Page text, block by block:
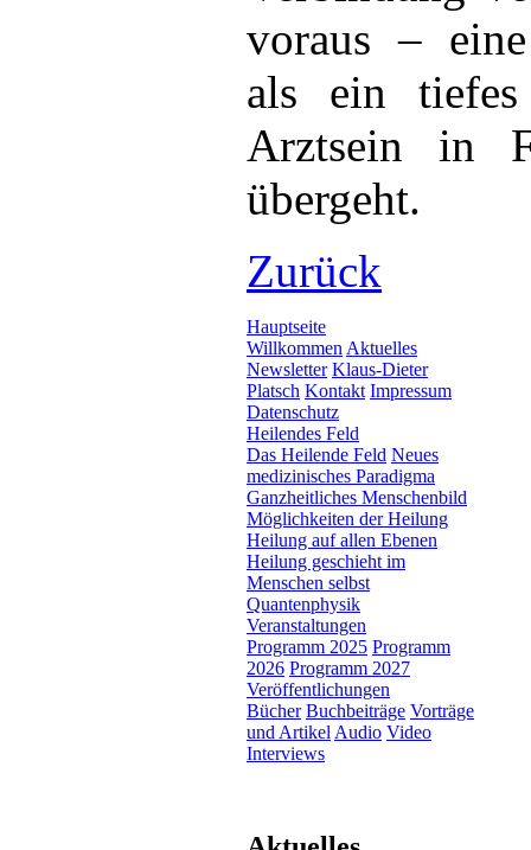
voraus –
als ein tiefes
Arztsein in
übergeht.
Zurück
Hauptseite
Willkommen Aktuelles
Newsletter Klaus-Dieter
Platsch Kontakt Impressum
Datenschutz
Heilendes Feld
Das Heilende Feld Neues
medizinisches Paradigma
Ganzheitliches Menschenbild
Möglichkeiten der Heilung
Heilung auf allen Ebenen
Heilung geschieht im
Menschen selbst
Quantenphysik
Veranstaltungen
Programm 2025 Programm
2026 Programm 2027
Veröffentlichungen
Bücher Buchbeiträge Vorträge
und Artikel Audio Video
Interviews